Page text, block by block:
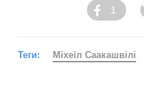
1
Теги: Міхеіл Саакашвілі